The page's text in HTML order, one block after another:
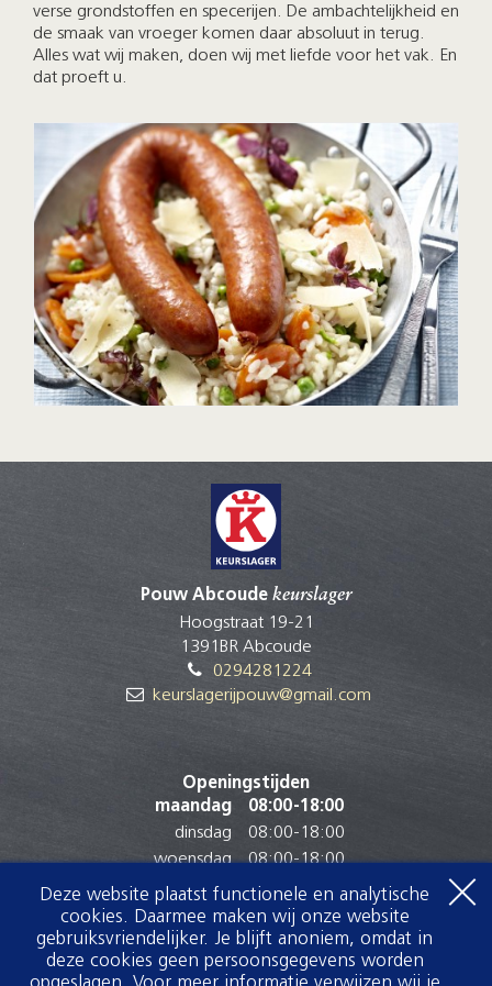
verse grondstoffen en specerijen. De ambachtelijkheid en
de smaak van vroeger komen daar absoluut in terug.
Alles wat wij maken, doen wij met liefde voor het vak. En
dat proeft u.
Pouw Abcoude keurslager
Hoogstraat 19-21
1391BR Abcoude
0294281224
keurslagerijpouw@gmail.com
Openingstijden
maandag
08:00-18:00
dinsdag
08:00-18:00
woensdag
08:00-18:00
donderdag
08:00 -
vrijdag
08:00- 18:00
zaterdag
07:30-16:00
zondag
Gesloten
Deze website plaatst functionele en analytische
cookies. Daarmee maken wij onze website
gebruiksvriendelijker. Je blijft anoniem, omdat in
deze cookies geen persoonsgegevens worden